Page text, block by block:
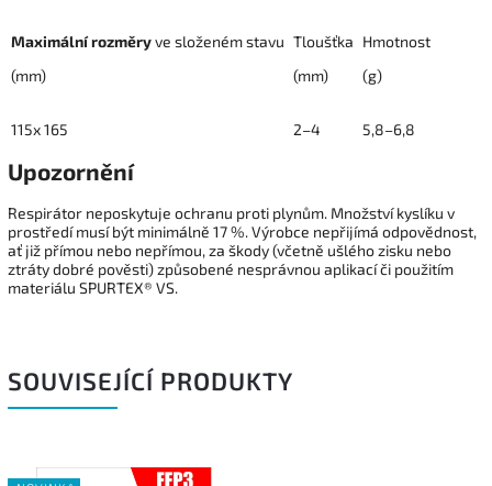
Maximálnírozměryve složenémstavu
(mm)
Tloušťka
(mm)
Hmotnost
(g)
115x165 2–4 5,8–6,8
Upozornění
Respirátor neposkytuje ochranu proti plynům. Množství kyslíku v
prostředí musí být minimálně 17 %. Výrobce nepřijímá odpovědnost,
ať již přímou nebo nepřímou, za škody (včetně ušlého zisku nebo
ztráty dobré pověsti) způsobené nesprávnou aplikací či použitím
materiálu SPURTEX® VS.
SOUVISEJÍCÍ PRODUKTY